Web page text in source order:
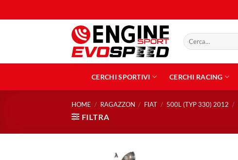
ai
Cerca:
CERCHI SPORTIVI CERCHI RACING
HOME / RAGAZZON / FIAT / 500L (TYP 330) 2012 /
FILTRA